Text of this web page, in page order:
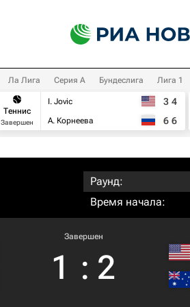
Ла Лига Серия А Бундеслига Лига 1
Теннис
Завершен
I. Jovic
А. Корнеева
3 4
6 6
Раунд:
Время начала:
Завершен
1 : 2